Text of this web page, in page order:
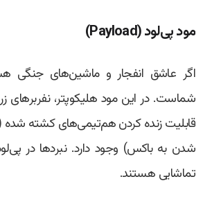
مود پی‌لود (Payload)
اگر عاشق انفجار و ماشین‌های جنگی
شماست. در این مود هلیکوپتر، نفربرهای
قابلیت زنده کردن هم‌تیمی‌های کشته شده
شدن به باکس) وجود دارد. نبردها در
تماشایی هستند.